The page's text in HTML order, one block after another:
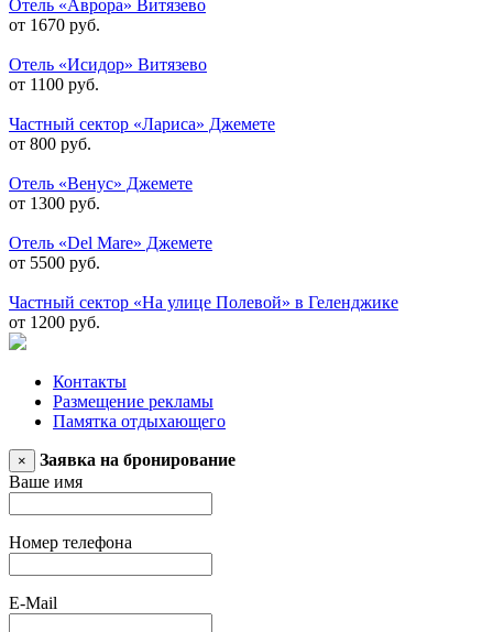
Отель «Аврора» Витязево
от 1670 руб.
Отель «Исидор» Витязево
от 1100 руб.
Частный сектор «Лариса» Джемете
от 800 руб.
Отель «Венус» Джемете
от 1300 руб.
Отель «Del Mare» Джемете
от 5500 руб.
Частный сектор «На улице Полевой» в Геленджике
от 1200 руб.
Контакты
Размещение рекламы
Памятка отдыхающего
×
Заявка на бронирование
Ваше имя
Номер телефона
E-Mail